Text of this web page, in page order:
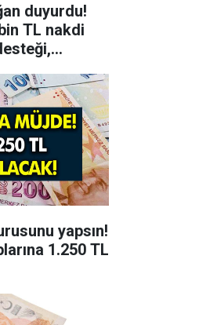
duyurdu!
TL nakdi
yapsın!
1.250 TL